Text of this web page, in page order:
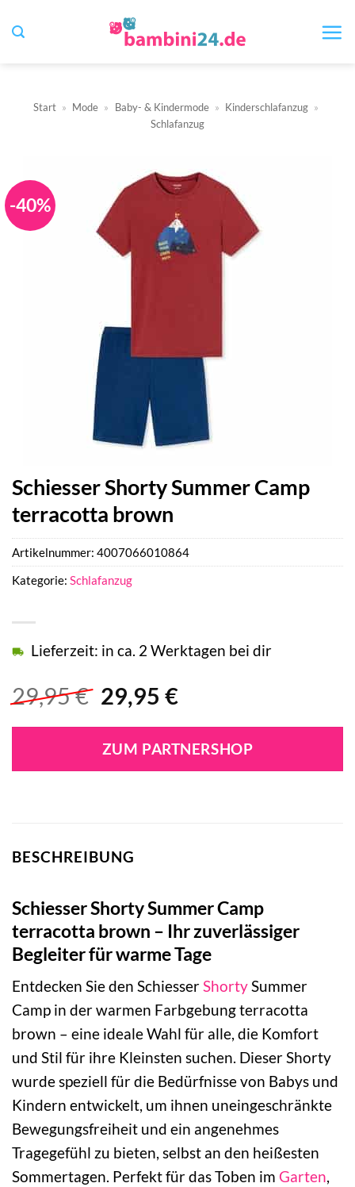
Inhalt
Start » Mode » Baby- & Kindermode » Kinderschlafanzug »
Schlafanzug
-40%
Schiesser Shorty Summer Camp
terracotta brown
29,95€ Ursprünglicher
war:
29,95 €
29,95 €Aktueller
ist:
29,95 €.
Lieferzeit: in ca. 2 Werktagen bei dir
ZUM PARTNERSHOP
Artikelnummer: 4007066010864
Kategorie: Schlafanzug
BESCHREIBUNG
Schiesser Shorty Summer Camp
terracotta brown – Ihr zuverlässiger
Begleiter für warme Tage
Entdecken Sie den SchiesserShortySummer
Camp in der warmen Farbgebung terracotta
brown – eine ideale Wahl für alle, die Komfort
und Stil für ihre Kleinsten suchen. Dieser Shorty
wurde speziell für die Bedürfnisse von Babys und
Kindern entwickelt, um ihnen uneingeschränkte
Bewegungsfreiheit und ein angenehmes
Tragegefühl zu bieten, selbst an den heißesten
Sommertagen. Perfekt für das Toben im Garten,